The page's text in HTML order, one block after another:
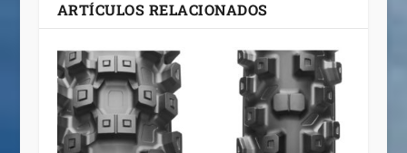
ARTÍCULOS RELACIONADOS